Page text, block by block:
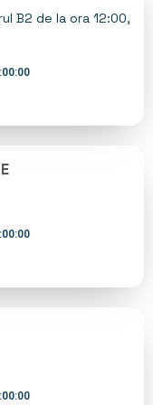
B2 de la ora 12:00,